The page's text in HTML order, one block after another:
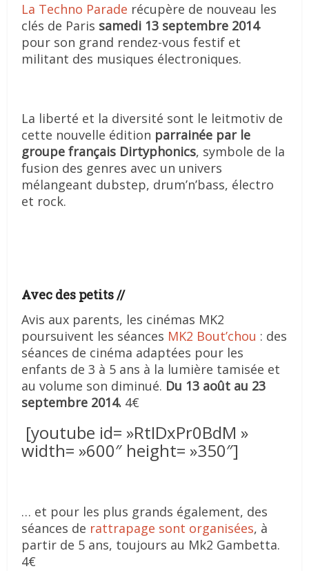
La Techno Parade récupère de nouveau les
clés de Paris samedi 13 septembre 2014
pour son grand rendez-vous festif et
militant des musiques électroniques.
La liberté et la diversité sont le leitmotiv de
cette nouvelle édition parrainée par le
groupe français Dirtyphonics, symbole de la
fusion des genres avec un univers
mélangeant dubstep, drum’n’bass, électro
et rock.
Avec des petits //
Avis aux parents, les cinémas MK2
poursuivent les séances MK2 Bout’chou : des
séances de cinéma adaptées pour les
enfants de 3 à 5 ans à la lumière tamisée et
au volume son diminué. Du 13 août au 23
septembre 2014. 4€
[youtube id= »RtIDxPr0BdM »
width= »600″ height= »350″]
… et pour les plus grands également, des
séances de rattrapage sont organisées, à
partir de 5 ans, toujours au Mk2 Gambetta.
4€